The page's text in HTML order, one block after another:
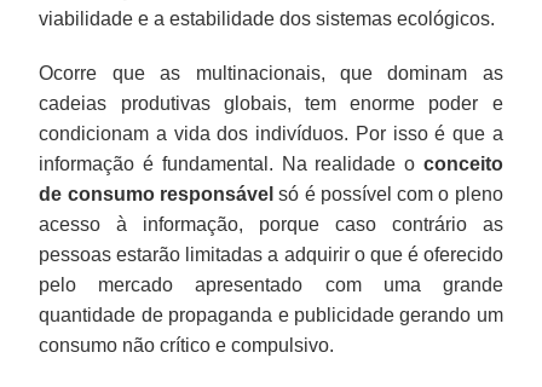
viabilidade e a estabilidade dos sistemas ecológicos.
Ocorre que as multinacionais, que dominam as
cadeias produtivas globais, tem enorme poder e
condicionam a vida dos indivíduos. Por isso é que a
informação é fundamental. Na realidade o conceito
de consumo responsável só é possível com o pleno
acesso à informação, porque caso contrário as
pessoas estarão limitadas a adquirir o que é oferecido
pelo mercado apresentado com uma grande
quantidade de propaganda e publicidade gerando um
consumo não crítico e compulsivo.